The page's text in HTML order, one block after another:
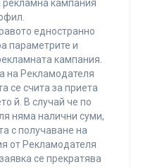
рекламна кампания
едностранно
параметрите и
кампания.
на Рекламодателя
се счита за приета
й. В случай че по
няма налични суми,
с получаване на
от Рекламодателя
се прекратява